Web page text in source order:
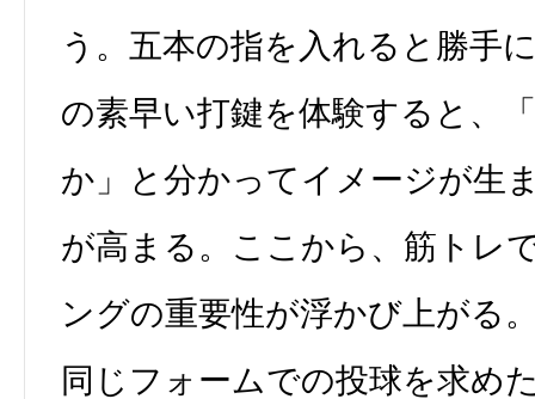
う。五本の指を入れると勝手
の素早い打鍵を体験すると、
か」と分かってイメージが生
が高まる。ここから、筋トレ
ングの重要性が浮かび上がる
同じフォームでの投球を求め